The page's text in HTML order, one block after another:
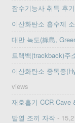
잠수기능사 취득 후기
이산화탄소 흡수제
대만 녹도(綠島,
트랙백(trackback)주
이산화탄소 중독증
views
재호흡기 CCR Cave
발열 조끼 자작 -